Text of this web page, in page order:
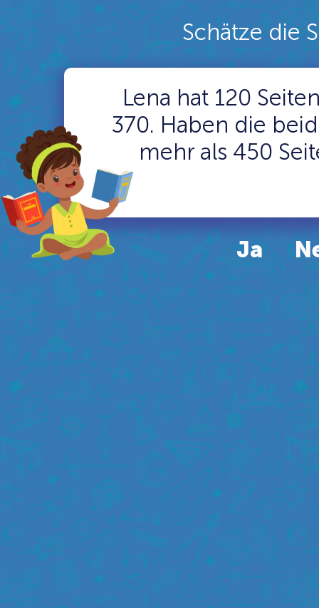
Lena hat 120
370. Haben die
mehr als 450
Schätze die
Ja